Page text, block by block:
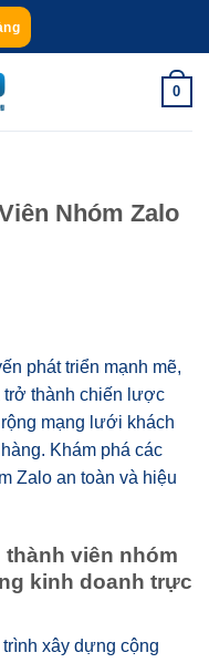
0
Nhóm Zalo
phát triển mạnh mẽ,
trở thành chiến lược
mạng lưới khách
Khám phá các
Zalo an toàn và hiệu
thành viên nhóm
kinh doanh trực
xây dựng cộng